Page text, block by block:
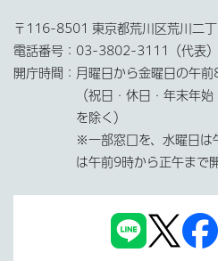
〒116-8501 東京都荒川区荒川二
電話番号： 03-3802-3111（代表）
開庁時間： 月曜日から金曜日の午
（祝日・休日・年末年
を除く）
※一部窓口を、水曜日は
は午前9時から正午まで